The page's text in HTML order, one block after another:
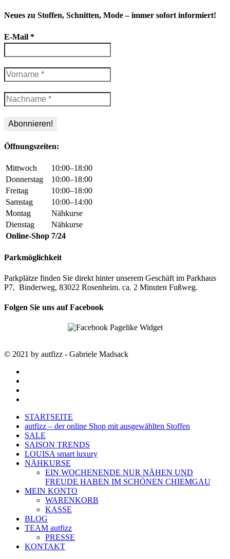
Neues zu Stoffen, Schnitten, Mode – immer sofort informiert!
E-Mail *
Öffnungszeiten:
Mittwoch
10:00–18:00
Donnerstag
10:00–18:00
Freitag
10:00–18:00
Samstag
10:00–14:00
Montag
Nähkurse
Dienstag
Nähkurse
Online-Shop 7/24
Parkmöglichkeit
Parkplätze finden Sie direkt hinter unserem Geschäft im Parkhaus
P7, Binderweg, 83022 Rosenheim. ca. 2 Minuten Fußweg.
Folgen Sie uns auf Facebook
© 2021 by autfizz - Gabriele Madsack
Close
Menu
STARTSEITE
autfizz – der online Shop mit ausgewählten Stoffen
SALE
SAISON TRENDS
LOUISA smart luxury
NÄHKURSE
EIN WOCHENENDE NUR NÄHEN UND
FREUDE HABEN IM SCHÖNEN CHIEMGAU
MEIN KONTO
WARENKORB
KASSE
BLOG
TEAM autfizz
PRESSE
KONTAKT